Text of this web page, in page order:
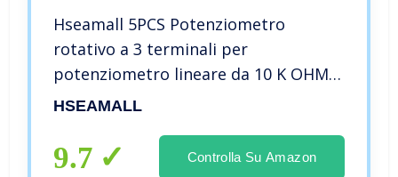
Hseamall 5PCS Potenziometro
rotativo a 3 terminali per
potenziometro lineare da 10 K OHM
con cappucci e rondella
HSEAMALL
9.7 Controlla Su Amazon